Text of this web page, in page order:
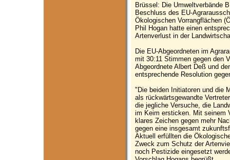
Brüssel: Die Umweltverbände
Beschluss des EU-
Ökologischen Vorrangflächen
Phil Hogan hatte einen
Artenverlust in der
Die EU-Abgeordneten im
mit 30:11 Stimmen gegen den
Abgeordnete Albert Deß und
entsprechende Resolution
"Die beiden Initiatoren und die
als rückwärtsgewandte
die jegliche Versuche, die
im Keim ersticken. Mit seinem
klares Zeichen gegen mehr
gegen eine insgesamt
Aktuell erfüllten die
Zweck zum Schutz der
noch Pestizide eingesetzt